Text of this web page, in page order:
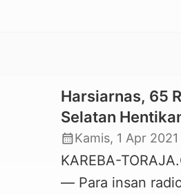
Harsiarnas, 65
Selatan
calendar_monthKamis, 1 Apr 2021
KAREBA-
— Para insan